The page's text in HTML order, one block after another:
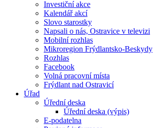
Investiční akce
Kalendář akcí
Slovo starostky
Napsali o nás, Ostravice v televizi
Mobilní rozhlas
Mikroregion Frýdlantsko-Beskydy
Rozhlas
Facebook
Volná pracovní místa
Frýdlant nad Ostravicí
Úřad
Úřední deska
Úřední deska (výpis)
E-podatelna